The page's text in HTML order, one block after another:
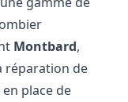
Montbard,
réparation de
place de